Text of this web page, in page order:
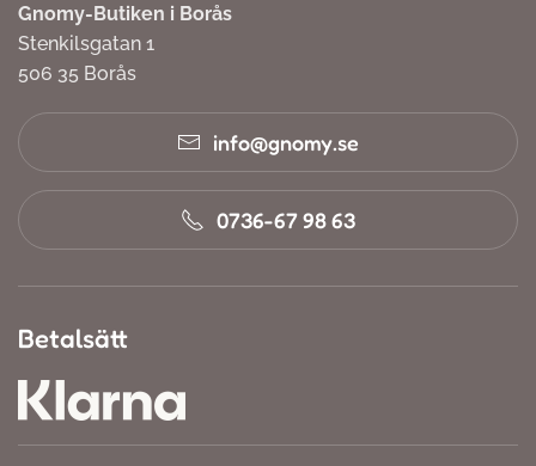
Gnomy-Butiken i Borås
Stenkilsgatan 1
506 35 Borås
info@gnomy.se
0736-67 98 63
Betalsätt